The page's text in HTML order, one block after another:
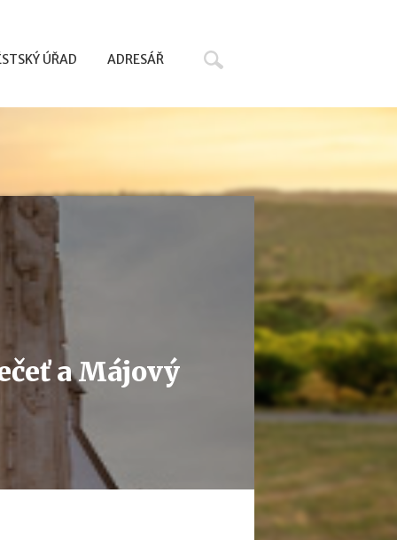
ÚŘAD ADRESÁŘ
a Májový